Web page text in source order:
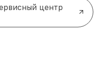
центр